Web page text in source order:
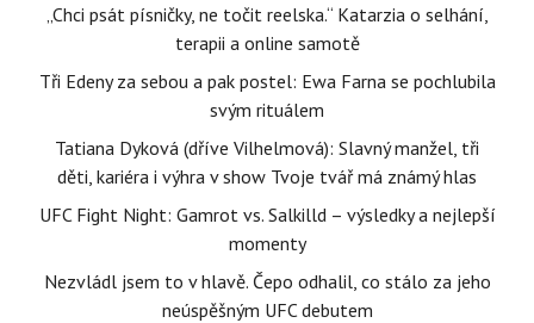
„Chci psát písničky, ne točit reelska.“ Katarzia o selhání,
terapii a online samotě
Tři Edeny za sebou a pak postel: Ewa Farna se pochlubila
svým rituálem
Tatiana Dyková (dříve Vilhelmová): Slavný manžel, tři
děti, kariéra i výhra v show Tvoje tvář má známý hlas
UFC Fight Night: Gamrot vs. Salkilld – výsledky a nejlepší
momenty
Nezvládl jsem to v hlavě. Čepo odhalil, co stálo za jeho
neúspěšným UFC debutem